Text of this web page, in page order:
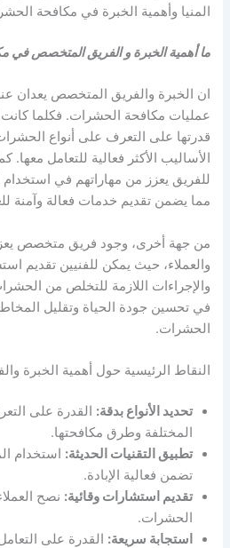
المنيا وأهمية الخبرة في مكافحة
ما أهمية الخبرة و الفريق المتخصص في
ان الخبرة والفريق المتخصص يعدان
عمليات مكافحة الحشرات. فكلما كانت
قدرتها على التعرف على أنواع
الأساليب الأكثر فعالية للتعامل معها.
للفريق يعزز من مهاراتهم في استخدام
مما يضمن تقديم خدمات فعالة وآمنة
من جهة أخرى، وجود فريق متخصص
والعملاء، حيث يمكن للفنيين تقديم
والإجراءات اللازمة للتخلص من
في تحسين جودة الحياة وتقليل
الحشرات.
النقاط الرئيسية حول أهمية الخبرة
تحديد الأنواع بدقة: القدرة على
المختلفة وطرق مكافحتها.
تطبيق التقنيات الحديثة: استخدام
تضمن فعالية الإبادة.
تقديم استشارات وقائية: نصح
الحشرات.
استجابة سريعة: القدرة على